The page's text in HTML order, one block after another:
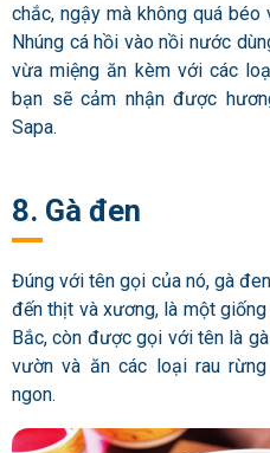
chắc, ngậy mà không quá
Nhúng cá hồi vào nồi nước
vừa miệng ăn kèm với các
bạn sẽ cảm nhận được
Sapa.
8. Gà đen
Đúng với tên gọi của nó, gà
đến thịt và xương, là một
Bắc, còn được gọi với tên là
vườn và ăn các loại rau
ngon.